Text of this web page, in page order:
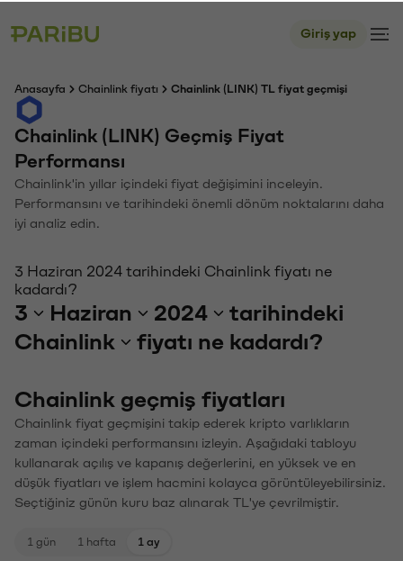
Giriş yap
Anasayfa Chainlink fiyatı Chainlink (LINK) TL fiyat geçmişi
Chainlink (LINK) Geçmiş Fiyat
Performansı
Chainlink'in yıllar içindeki fiyat değişimini inceleyin.
Performansını ve tarihindeki önemli dönüm noktalarını daha
iyi analiz edin.
3 Haziran 2024 tarihindeki Chainlink fiyatı ne
kadardı?
3 Haziran 2024
tarihindeki
Chainlink
fiyatı ne kadardı?
Chainlink geçmiş fiyatları
Chainlink fiyat geçmişini takip ederek kripto varlıkların
zaman içindeki performansını izleyin. Aşağıdaki tabloyu
kullanarak açılış ve kapanış değerlerini, en yüksek ve en
düşük fiyatları ve işlem hacmini kolayca görüntüleyebilirsiniz.
Seçtiğiniz günün kuru baz alınarak TL'ye çevrilmiştir.
1 gün 1 hafta 1 ay